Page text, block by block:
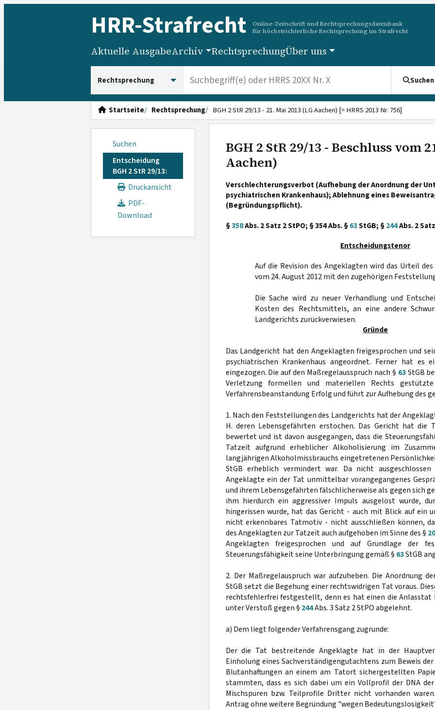
HRR-Strafrecht
Online-Zeitschrift und Rechtsprechungsdatenbank
für höchstrichterliche Rechtsprechung im Strafrecht
Aktuelle AusgabeArchiv RechtsprechungÜber uns
Suchen
Startseite Rechtsprechung BGH 2 StR 29/13 - 21. Mai 2013 (LG Aachen) [= HRRS 2013 Nr. 756]
Suchen
Entscheidung
BGH 2 StR 29/13:
Druckansicht
PDF-
Download
BGH 2 StR 29/13 - Beschluss vom
Aachen)
Verschlechterungsverbot (Aufhebung der Anordnung der
psychiatrischen Krankenhaus); Ablehnung eines
(Begründungspflicht).
§358Abs. 2 Satz 2 StPO; § 354 Abs. §63StGB; §244Abs. 2
Entscheidungstenor
Auf die Revision des Angeklagten wird das Urteil
vom 24. August 2012 mit den zugehörigen
Die Sache wird zu neuer Verhandlung und
Kosten des Rechtsmittels, an eine andere
Landgerichts zurückverwiesen.
Gründe
Das Landgericht hat den Angeklagten freigesprochen und
psychiatrischen Krankenhaus angeordnet. Ferner hat es
eingezogen. Die auf den Maßregelausspruch nach § 63StGB
Verletzung formellen und materiellen Rechts
Verfahrensbeanstandung Erfolg und führt zur Aufhebung des
1. Nach den Feststellungen des Landgerichts hat der
H. deren Lebensgefährten erstochen. Das Gericht hat die
bewertet und ist davon ausgegangen, dass die
Tatzeit aufgrund erheblicher Alkoholisierung im
langjährigen Alkoholmissbrauchs eingetretenen
StGB erheblich vermindert war. Da nicht
Angeklagte ein der Tat unmittelbar vorangegangenes
und ihrem Lebensgefährten fälschlicherweise als gegen sich
ihm hierdurch ein aggressiver Impuls ausgelöst wurde,
hingerissen wurde, hat das Gericht - auch mit Blick auf ein
nicht erkennbares Tatmotiv - nicht ausschließen können,
des Angeklagten zur Tatzeit auch aufgehoben im Sinne des §
Angeklagten freigesprochen und auf Grundlage der
Steuerungsfähigkeit seine Unterbringung gemäß § 63StGB
2. Der Maßregelauspruch war aufzuheben. Die Anordnung
StGB setzt die Begehung einer rechtswidrigen Tat voraus.
rechtsfehlerfrei festgestellt, denn es hat einen die Anlasstat
unter Verstoß gegen § 244Abs. 3 Satz 2 StPO abgelehnt.
a) Dem liegt folgender Verfahrensgang zugrunde:
Der die Tat bestreitende Angeklagte hat in der
Einholung eines Sachverständigengutachtens zum Beweis
Blutanhaftungen an einem am Tatort sichergestellten
stammten, dass es sich dabei um ein Vollprofil der DNA
Mischspuren bzw. Teilprofile Dritter nicht vorhanden
Antrag ohne weitere Begründung "wegen